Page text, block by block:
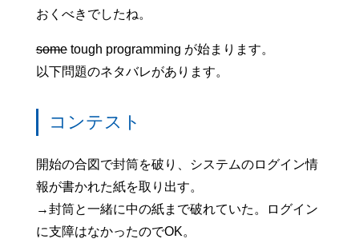
おくべきでしたね。
sometough programming が始まります。
以下問題のネタバレがあります。
コンテスト
開始の合図で封筒を破り、システムのログイン情
報が書かれた紙を取り出す。
→封筒と一緒に中の紙まで破れていた。ログイン
に支障はなかったのでOK。